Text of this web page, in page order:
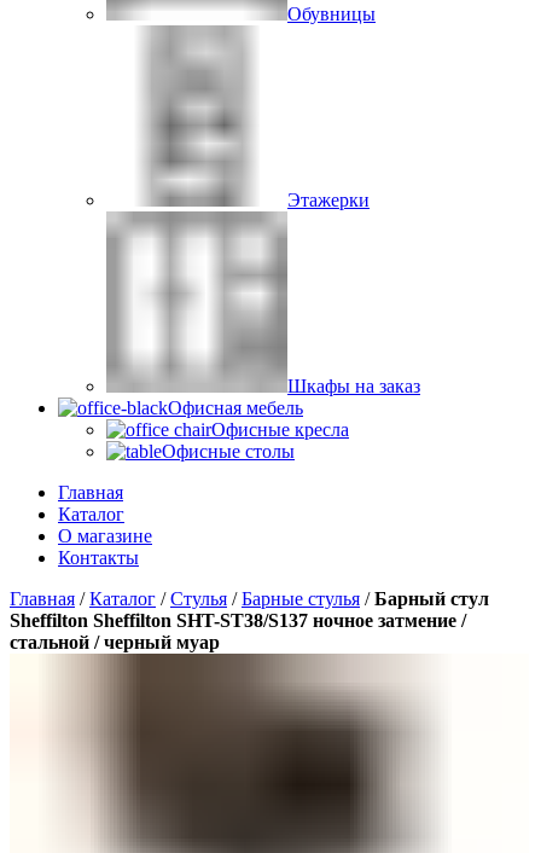
Обувницы
Этажерки
Шкафы на заказ
Офисная мебель
Офисные кресла
Офисные столы
Главная
Каталог
О магазине
Контакты
Главная /Каталог /Стулья /Барные стулья /Барный стул
Sheffilton Sheffilton SHT-ST38/S137 ночное затмение /
стальной / черный муар